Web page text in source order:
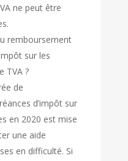
ne peut être
remboursement
sur les
TVA ?
de
d’impôt sur
en 2020 est mise
une aide
en difficulté. Si